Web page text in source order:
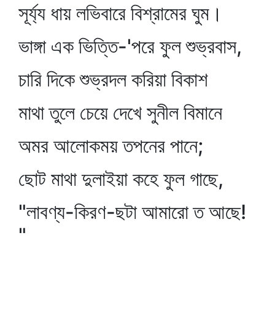
সূর্য্য ধায় লভিবারে বিশ্রামের ঘুম।
ভাঙ্গা এক ভিত্তি-'পরে ফুল শুভ্রবাস,
চারি দিকে শুভ্রদল করিয়া বিকাশ
মাথা তুলে চেয়ে দেখে সুনীল বিমানে
অমর আলোকময় তপনের পানে;
ছোট মাথা দুলাইয়া কহে ফুল গাছে,
"লাবণ্য-কিরণ-ছটা আমারো ত আছে!
"